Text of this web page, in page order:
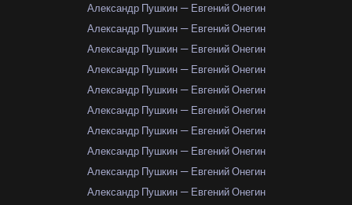
Александр Пушкин — Евгений Онегин
Александр Пушкин — Евгений Онегин
Александр Пушкин — Евгений Онегин
Александр Пушкин — Евгений Онегин
Александр Пушкин — Евгений Онегин
Александр Пушкин — Евгений Онегин
Александр Пушкин — Евгений Онегин
Александр Пушкин — Евгений Онегин
Александр Пушкин — Евгений Онегин
Александр Пушкин — Евгений Онегин